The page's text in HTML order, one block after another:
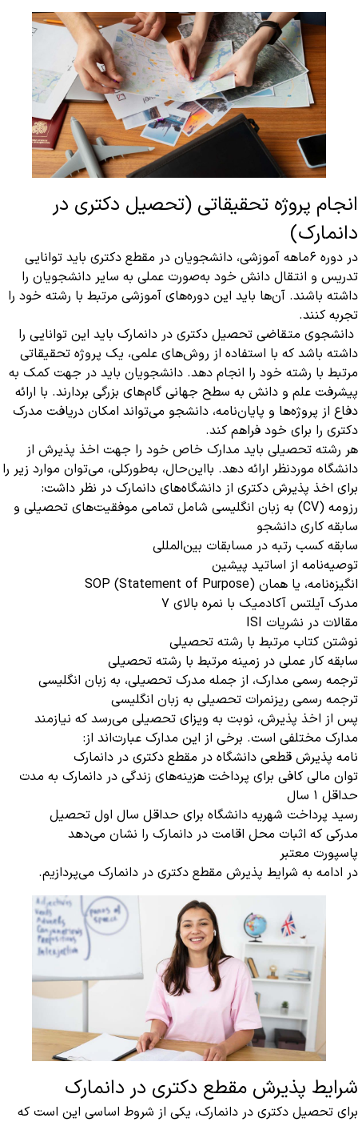
انجام پروژه تحقیقاتی (تحصیل دکتری در
دانمارک)
در دوره ۶ماهه آموزشی، دانشجویان در مقطع دکتری باید توانایی
تدریس و انتقال دانش خود به‌صورت عملی به سایر دانشجویان را
داشته باشند. آن‌ها باید این دوره‌های آموزشی مرتبط با رشته خود را
تجربه کنند.
دانشجوی متقاضی تحصیل دکتری در دانمارک باید این توانایی را
داشته باشد که با استفاده از روش‌های علمی، یک پروژه تحقیقاتی
مرتبط با رشته خود را انجام دهد. دانشجویان باید در جهت کمک به
پیشرفت علم و دانش به سطح جهانی گام‌های بزرگی بردارند. با ارائه
دفاع از پروژه‌ها و پایان‌نامه، دانشجو می‌تواند امکان دریافت مدرک
دکتری را برای خود فراهم کند.
هر رشته تحصیلی باید مدارک خاص خود را جهت اخذ پذیرش از
دانشگاه موردنظر ارائه دهد. بااین‌حال، به‌طورکلی، می‌توان موارد زیر را
برای اخذ پذیرش دکتری از دانشگاه‌های دانمارک در نظر داشت:
رزومه (CV) به زبان انگلیسی شامل تمامی موفقیت‌های تحصیلی و
سابقه کاری دانشجو
سابقه کسب رتبه در مسابقات بین‌المللی
توصیه‌نامه از اساتید پیشین
انگیزه‌نامه، یا همان SOP (Statement of Purpose)
مدرک آیلتس آکادمیک با نمره بالای ۷
مقالات در نشریات ISI
نوشتن کتاب مرتبط با رشته تحصیلی
سابقه کار عملی در زمینه مرتبط با رشته تحصیلی
ترجمه رسمی مدارک، از جمله مدرک تحصیلی، به زبان انگلیسی
ترجمه رسمی ریزنمرات تحصیلی به زبان انگلیسی
پس از اخذ پذیرش، نوبت به ویزای تحصیلی می‌رسد که نیازمند
مدارک مختلفی است. برخی از این مدارک عبارت‌اند از:
نامه پذیرش قطعی دانشگاه در مقطع دکتری در دانمارک
توان مالی کافی برای پرداخت هزینه‌های زندگی در دانمارک به مدت
حداقل ۱ سال
رسید پرداخت شهریه دانشگاه برای حداقل سال اول تحصیل
مدرکی که اثبات محل اقامت در دانمارک را نشان می‌دهد
پاسپورت معتبر
در ادامه به شرایط پذیرش مقطع دکتری در دانمارک می‌پردازیم.
شرایط پذیرش مقطع دکتری در دانمارک
برای تحصیل دکتری در دانمارک، یکی از شروط اساسی این است که